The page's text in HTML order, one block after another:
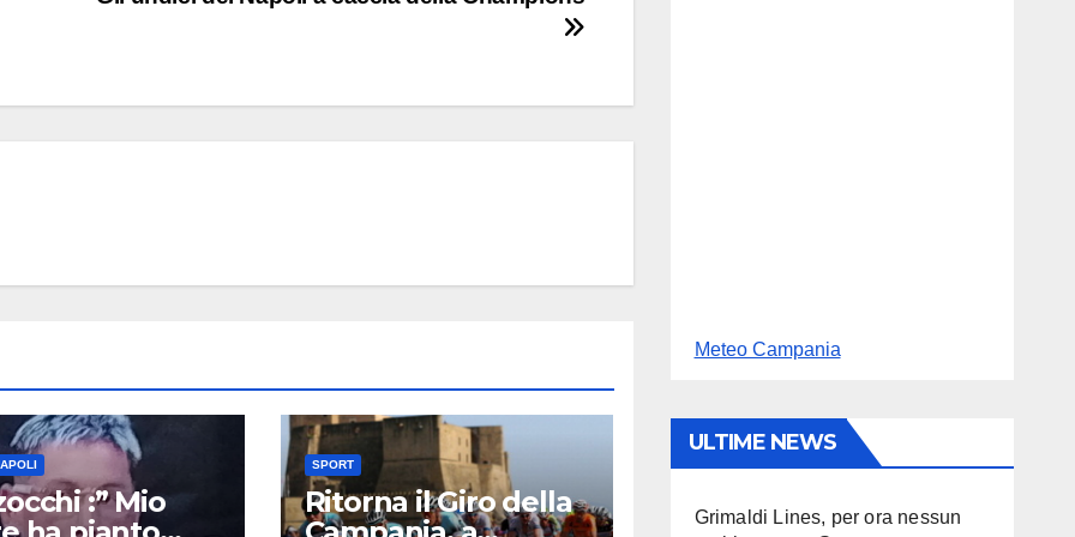
:” Mio
SPORT
Ritorna il Giro della
Meteo Campania
ULTIME NEWS
Grimaldi Lines, per ora nessun